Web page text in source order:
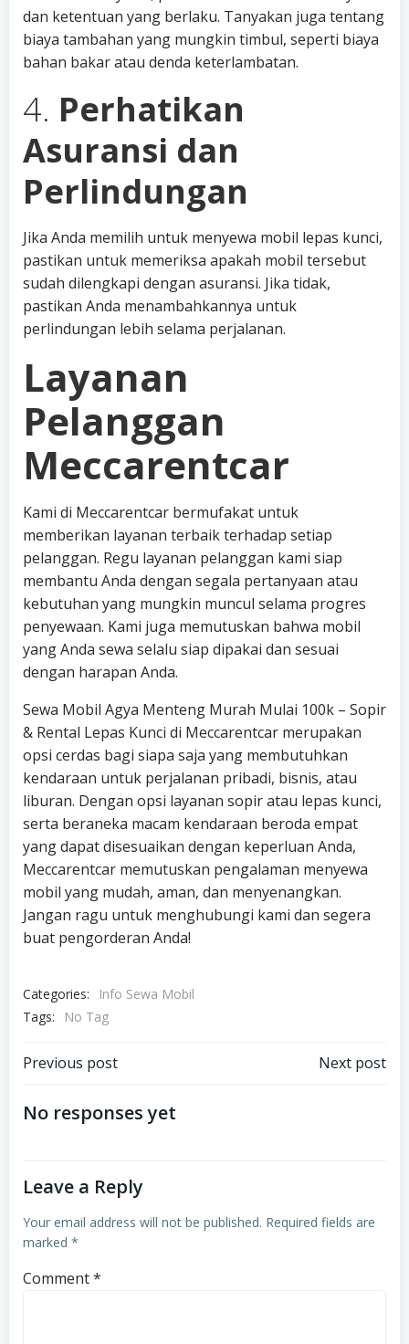
dan ketentuan yang berlaku. Tanyakan juga tentang
biaya tambahan yang mungkin timbul, seperti biaya
bahan bakar atau denda keterlambatan.
4. Perhatikan
Asuransi dan
Perlindungan
Jika Anda memilih untuk menyewa mobil lepas kunci,
pastikan untuk memeriksa apakah mobil tersebut
sudah dilengkapi dengan asuransi. Jika tidak,
pastikan Anda menambahkannya untuk
perlindungan lebih selama perjalanan.
Layanan
Pelanggan
Meccarentcar
Kami di Meccarentcar bermufakat untuk
memberikan layanan terbaik terhadap setiap
pelanggan. Regu layanan pelanggan kami siap
membantu Anda dengan segala pertanyaan atau
kebutuhan yang mungkin muncul selama progres
penyewaan. Kami juga memutuskan bahwa mobil
yang Anda sewa selalu siap dipakai dan sesuai
dengan harapan Anda.
Sewa Mobil Agya Menteng Murah Mulai 100k – Sopir
& Rental Lepas Kunci di Meccarentcar merupakan
opsi cerdas bagi siapa saja yang membutuhkan
kendaraan untuk perjalanan pribadi, bisnis, atau
liburan. Dengan opsi layanan sopir atau lepas kunci,
serta beraneka macam kendaraan beroda empat
yang dapat disesuaikan dengan keperluan Anda,
Meccarentcar memutuskan pengalaman menyewa
mobil yang mudah, aman, dan menyenangkan.
Jangan ragu untuk menghubungi kami dan segera
buat pengorderan Anda!
Categories:
Info Sewa Mobil
Tags:
No Tag
Post
navigation
Previous post Next post
No responses yet
Leave a Reply
Your email address will not be published. Required fields are
marked *
Comment*